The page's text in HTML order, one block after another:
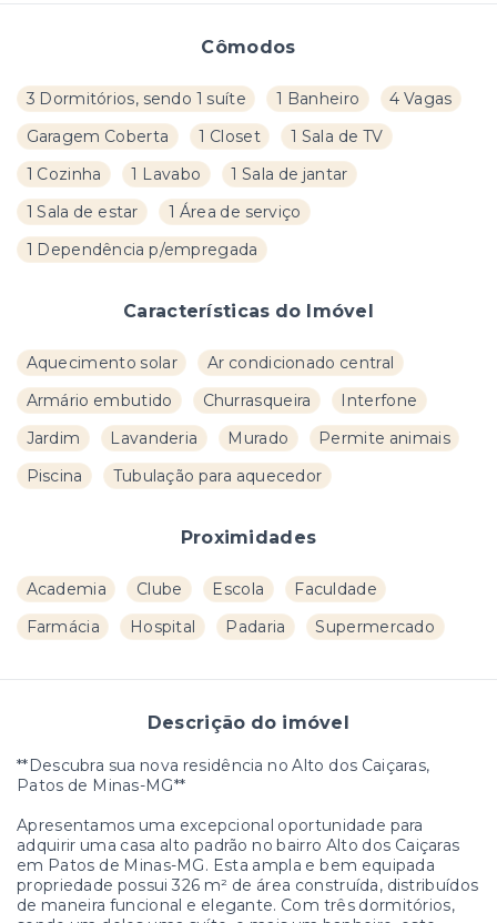
Cômodos
3 Dormitórios, sendo 1 suíte 1 Banheiro
4 Vagas
Garagem Coberta
1 Closet
1 Sala de TV
1 Cozinha
1 Lavabo
1 Sala de jantar
1 Sala de estar
1 Área de serviço
1 Dependência p/empregada
Características do Imóvel
Aquecimento solar
Ar condicionado central
Armário embutido
Churrasqueira
Interfone
Jardim
Lavanderia Murado
Permite animais
Piscina
Tubulação para aquecedor
Proximidades
Academia Clube Escola
Faculdade
Farmácia
Hospital Padaria Supermercado
Descrição do imóvel
**Descubra sua nova residência no Alto dos Caiçaras,
Patos de Minas-MG**
Apresentamos uma excepcional oportunidade para
adquirir uma casa alto padrão no bairro Alto dos Caiçaras
em Patos de Minas-MG. Esta ampla e bem equipada
propriedade possui 326 m² de área construída, distribuídos
de maneira funcional e elegante. Com três dormitórios,